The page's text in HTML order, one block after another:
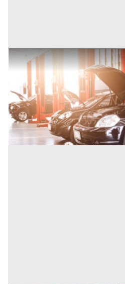
Stalle, Scuderie, Rimesse,
Padova
Padova (Padova)
Offerta minima
28.800 € 38.400 €
Codice asta:20e906a5
Asta chiusa